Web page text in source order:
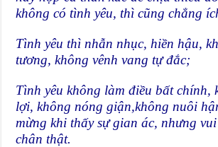
không có tình yêu, thì cũng chẳng
Tình yêu thì nhẫn nhục, hiền hậu,
tương, không vênh vang tự đắc;
Tình yêu không làm điều bất chính,
lợi, không nóng giận,không nuôi
mừng khi thấy sự gian ác, nhưng
chân thật.